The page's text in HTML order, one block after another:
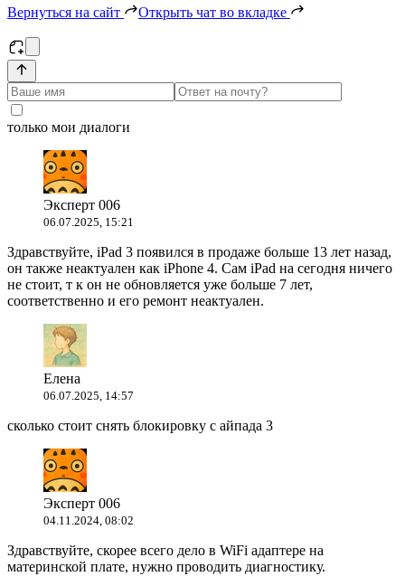
Вернуться на сайт Открыть чат во вкладке
только мои диалоги
Эксперт 006
06.07.2025, 15:21
Здравствуйте, iPad 3 появился в продаже больше 13 лет назад,
он также неактуален как iPhone 4. Сам iPad на сегодня ничего
не стоит, т к он не обновляется уже больше 7 лет,
соответственно и его ремонт неактуален.
Елена
06.07.2025, 14:57
сколько стоит снять блокировку с айпада 3
Эксперт 006
04.11.2024, 08:02
Здравствуйте, скорее всего дело в WiFi адаптере на
материнской плате, нужно проводить диагностику.